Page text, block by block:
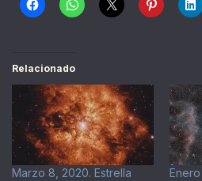
Relacionado
Marzo 8, 2020. Estrella
Enero